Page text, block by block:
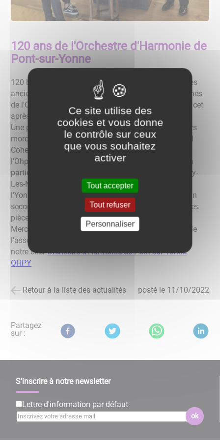
120 ans de l'Orchestre d'Harmonie de
Pont-sur-Yonne
120 bougies ont été symboliquement soufflées par les
anciens présidents et par les 2 plus jeunes musiciennes
de l'Orchestre d'harmonie de Pont-sur-Yonne (OHPY) cet
après-midi à la salle polyvalente.
Une première partie de concert composée de plusieurs
morceaux modernes (Queen, Rolling Stones, Leonard
Cohen, The Beatles,...) joués par les 30 musiciens de
l'Ohpy sous la direction de Vincent Courion et avec la
participation des élèves de l'école élémentaire de Gisy-
Les-Nobles.
Puis c'est l'Orchestre départemental de
l'Yonne avec Benjamin Felix à la baguette qui dans un
second temps a proposé devant un public conquis des
pièces variées et de haute qualité.
Merci à l'ensemble des musiciens et aux bénévoles de
l'association qui œuvrent pour faire vivre et perdurer
notre cherOrchestre d'Harmonie de Pont-sur-Yonne
OHPY
Retour à la liste des actualités posté le 11/10/2022
Partagez
sur :
S'inscrire à notre newsletter
Lettre d'information par défaut
ok
Ce site utilise des
cookies et vous donne
le contrôle sur ceux
que vous souhaitez
activer
Tout accepter
Tout refuser
Personnaliser